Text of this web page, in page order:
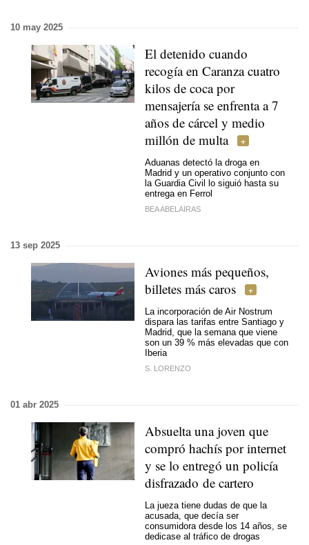
10 may 2025
El detenido cuando
recogía en Caranza cuatro
kilos de coca por
mensajería se enfrenta a 7
años de cárcel y medio
millón de multa
Aduanas detectó la droga en
Madrid y un operativo conjunto con
la Guardia Civil lo siguió hasta su
entrega en Ferrol
BEA ABELAIRAS
13 sep 2025
Aviones más pequeños,
billetes más caros
La incorporación de Air Nostrum
dispara las tarifas entre Santiago y
Madrid, que la semana que viene
son un 39 % más elevadas que con
Iberia
S. LORENZO
01 abr 2025
Absuelta una joven que
compró hachís por internet
y se lo entregó un policía
disfrazado de cartero
La jueza tiene dudas de que la
acusada, que decía ser
consumidora desde los 14 años, se
dedicase al tráfico de drogas